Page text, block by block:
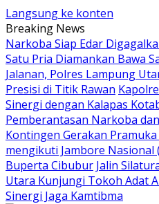
Langsung ke konten
Breaking News
Narkoba Siap Edar
Satu Pria Diamankan Bawa
Jalanan, Polres Lampung
Presisi di Titik Rawan
Sinergi dengan Kalapas
Pemberantasan Narkoba
Kontingen Gerakan
mengikuti Jambore Nasional
Buperta Cibubur Jalin
Utara Kunjungi Tokoh Adat
Sinergi Jaga Kamtibma